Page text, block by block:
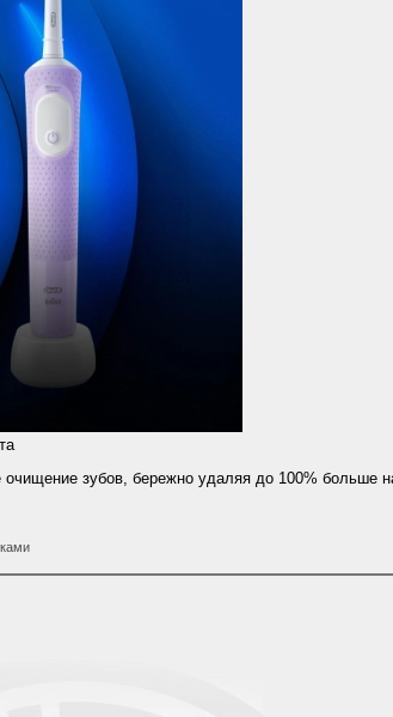
очищение зубов, бережно удаляя до 100% больше